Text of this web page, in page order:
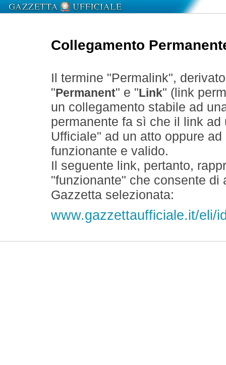
Collegamento
Il termine "Permalink",
" Permanent" e " Link" (link
un collegamento stabile ad
permanente fa sì che il link
Ufficiale" ad un atto oppure
funzionante e valido.
Il seguente link, pertanto,
"funzionante" che consente
Gazzetta selezionata:
www.gazzettaufficiale.it/eli/